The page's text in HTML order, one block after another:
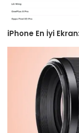
iPhone En İyi